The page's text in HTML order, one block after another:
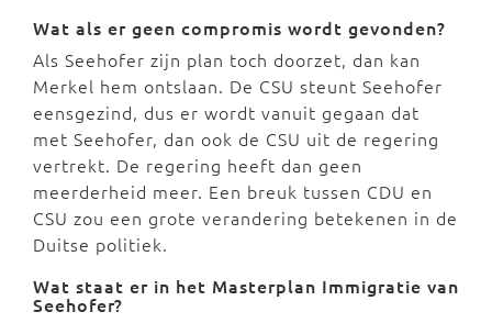
Wat als er geen compromis wordt gevonden?
Als Seehofer zijn plan toch doorzet, dan kan
Merkel hem ontslaan. De CSU steunt Seehofer
eensgezind, dus er wordt vanuit gegaan dat
met Seehofer, dan ook de CSU uit de regering
vertrekt. De regering heeft dan geen
meerderheid meer. Een breuk tussen CDU en
CSU zou een grote verandering betekenen in de
Duitse politiek.
Wat staat er in het Masterplan Immigratie van
Seehofer?